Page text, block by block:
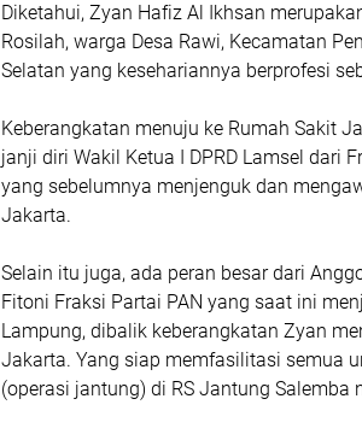
Diketahui, Zyan Hafiz Al Ikhsan
Rosilah, warga Desa Rawi, Kecamatan
Selatan yang kesehariannya berprofesi
Keberangkatan menuju ke Rumah Sakit
janji diri Wakil Ketua I DPRD Lamsel dari
yang sebelumnya menjenguk dan
Jakarta.
Selain itu juga, ada peran besar dari
Fitoni Fraksi Partai PAN yang saat ini
Lampung, dibalik keberangkatan Zyan
Jakarta. Yang siap memfasilitasi semua
(operasi jantung) di RS Jantung Salemba